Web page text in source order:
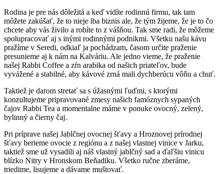
Rodina je pre nás dôležitá a keď vidíte rodinnú firmu, tak tam
môžete zakúšať, že to nieje iba biznis ale, že tým žijeme, že je to čo
chcete aby vás živilo a robíte to z vášňou. Tak sme radi, že môžeme
spolupracovať aj s inými rodinnými podnikmi. Všetku našu kávu
pražíme v Seredi, odkiaľ ja pochádzam, časom určite praženie
presunieme aj k nám na Kalváriu. Ale jedno vieme, že praženie
našej Rabbi Coffee a zŕn arabika od našich priateľov, bude
vyvážené a stabilné, aby kávové zrná mali dychberúcu vôňu a chuť.
Taktiež je darom stretať sa s úžasnými ľuďmi, s ktorými
konzultujeme pripravované zmesy našich famóznych sypaných
čajov Rabbi Tea a momentalne máme v ponuke ovocný, zelený,
bylinný a čierny čaj.
Pri príprave našej Jablčnej ovocnej šťavy a Hroznovej prírodnej
šťavy berieme ovocie z regiónu a z našej vlastnej vinice v Jarku,
taktiež sme už vysadili aj náš vlastný jablčný sad a ďaľšiu vinicu
blízko Nitry v Hronskom Beňadiku. Všetko ručne zberáme,
triedime, lisujeme a dávame muštovať.